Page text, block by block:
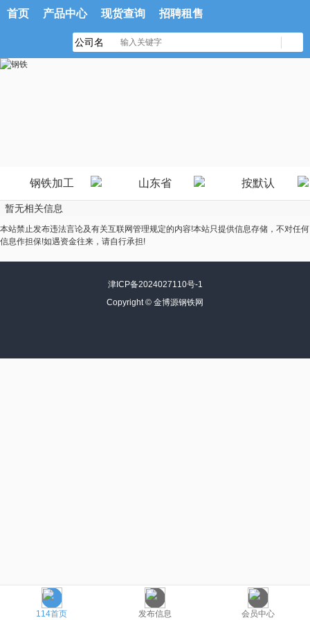
首页 产品中心 现货查询 招聘租售
钢铁加工 山东省 按默认
暂无相关信息
114首页 发布信息 会员中心
本站禁止发布违法言论及有关互联网管理规定的内容!本站只提供信息存储，不对任何
信息作担保!如遇资金往来，请自行承担!
津ICP备2024027110号-1
Copyright © 金博源钢铁网